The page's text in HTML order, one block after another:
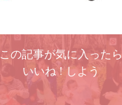
この記事が気に入ったら
いいね ! しよう